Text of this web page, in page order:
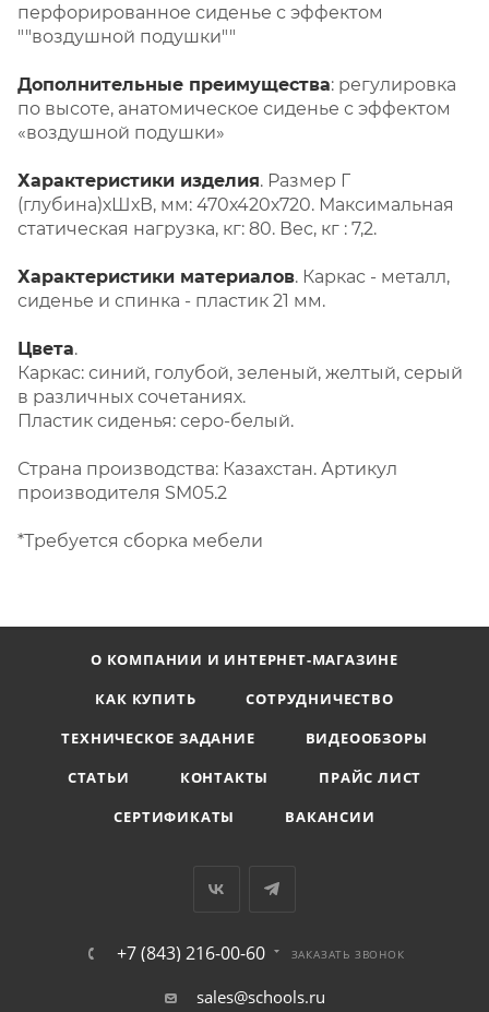
перфорированное сиденье с эффектом
""воздушной подушки""
Дополнительные преимущества: регулировка
по высоте, анатомическое сиденье с эффектом
«воздушной подушки»
Характеристики изделия. Размер Г
(глубина)хШхВ, мм: 470х420х720. Максимальная
статическая нагрузка, кг: 80. Вес, кг : 7,2.
Характеристики материалов. Каркас - металл,
сиденье и спинка - пластик 21 мм.
Цвета.
Каркас: синий, голубой, зеленый, желтый, серый
в различных сочетаниях.
Пластик сиденья: серо-белый.
Страна производства: Казахстан. Артикул
производителя SM05.2
*Требуется сборка мебели
О КОМПАНИИ И ИНТЕРНЕТ-МАГАЗИНЕ
КАК КУПИТЬ
СОТРУДНИЧЕСТВО
ТЕХНИЧЕСКОЕ ЗАДАНИЕ
ВИДЕООБЗОРЫ
СТАТЬИ
КОНТАКТЫ
ПРАЙС ЛИСТ
СЕРТИФИКАТЫ
ВАКАНСИИ
+7 (843) 216-00-60 ЗАКАЗАТЬ ЗВОНОК
sales@schools.ru